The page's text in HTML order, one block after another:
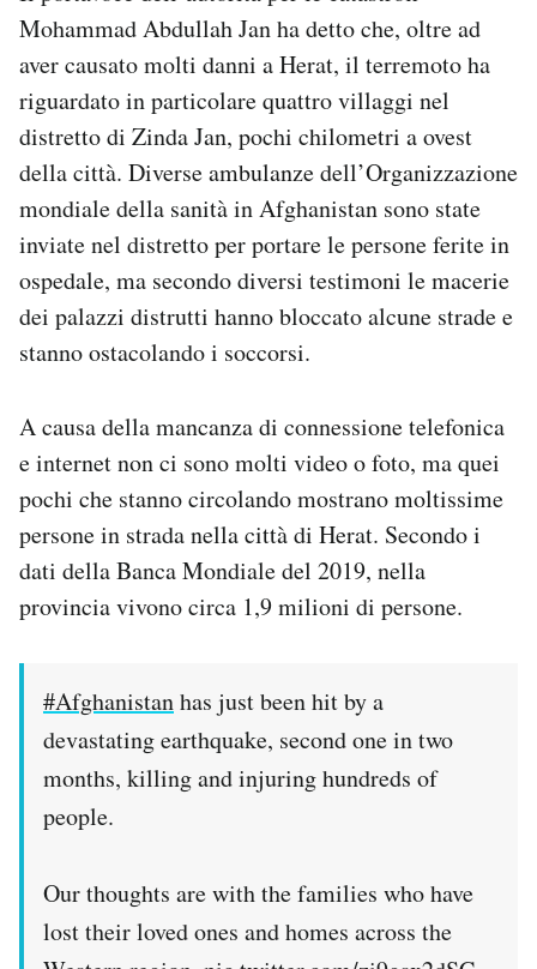
Mohammad Abdullah Jan ha detto che, oltre ad
aver causato molti danni a Herat, il terremoto ha
riguardato in particolare quattro villaggi nel
distretto di Zinda Jan, pochi chilometri a ovest
della città. Diverse ambulanze dell’Organizzazione
mondiale della sanità in Afghanistan sono state
inviate nel distretto per portare le persone ferite in
ospedale, ma secondo diversi testimoni le macerie
dei palazzi distrutti hanno bloccato alcune strade e
stanno ostacolando i soccorsi.
A causa della mancanza di connessione telefonica
e internet non ci sono molti video o foto, ma quei
pochi che stanno circolando mostrano moltissime
persone in strada nella città di Herat. Secondo i
dati della Banca Mondiale del 2019, nella
provincia vivono circa 1,9 milioni di persone.
#Afghanistanhas just been hit by a
devastating earthquake, second one in two
months, killing and injuring hundreds of
people.
Our thoughts are with the families who have
lost their loved ones and homes across the